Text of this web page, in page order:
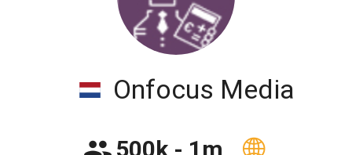
Onfocus Media
500k - 1m